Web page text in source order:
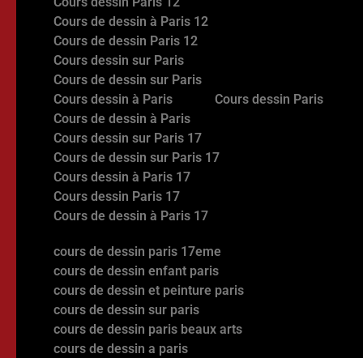
Cours de dessin à Paris 12
Cours de dessin Paris 12
Cours dessin sur Paris
Cours de dessin sur Paris
Cours dessin à Paris
Cours dessin Paris
Cours de dessin à Paris
Cours dessin sur Paris 17
Cours de dessin sur Paris 17
Cours dessin à Paris 17
Cours dessin Paris 17
Cours de dessin à Paris 17
cours de dessin paris 17eme
cours de dessin enfant paris
cours de dessin et peinture paris
cours de dessin sur paris
cours de dessin paris beaux arts
cours de dessin a paris